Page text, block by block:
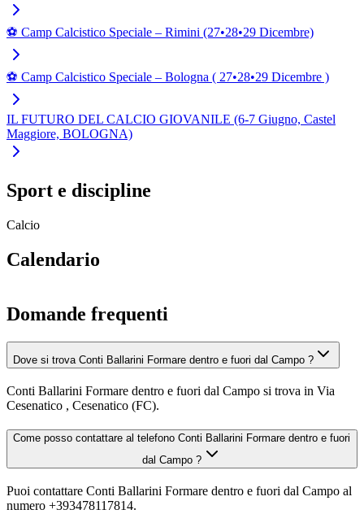
⚽ Camp Calcistico Speciale – Rimini (27•28•29 Dicembre)
⚽ Camp Calcistico Speciale – Bologna ( 27•28•29 Dicembre )
IL FUTURO DEL CALCIO GIOVANILE (6-7 Giugno, Castel
Maggiore, BOLOGNA)
Sport e discipline
Calcio
Calendario
Domande frequenti
Dove si trova Conti Ballarini Formare dentro e fuori dal Campo ?
Conti Ballarini Formare dentro e fuori dal Campo si trova in Via
Cesenatico , Cesenatico (FC).
Come posso contattare al telefono Conti Ballarini Formare dentro e fuori
dal Campo ?
Puoi contattare Conti Ballarini Formare dentro e fuori dal Campo al
numero +393478117814.